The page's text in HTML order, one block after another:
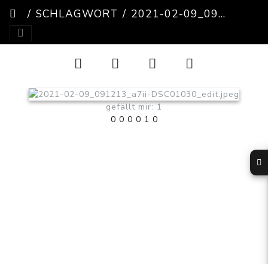
SCHLAGWORT 2021-02-09_091213_A7II-DSC01030_EDIT
gefällt mir: 1
0 0 0 0 1 0